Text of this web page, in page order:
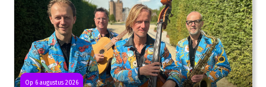
Op 6 augustus 2026